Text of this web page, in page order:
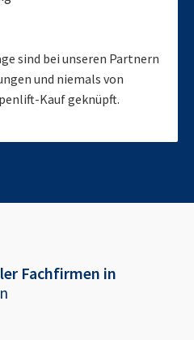
sind bei unseren Partnern
und niemals von
Kauf geknüpft.
Fachfirmen in